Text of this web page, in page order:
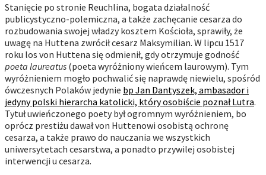
Stanięcie po stronie Reuchlina, bogata działalność
publicystyczno-polemiczna, a także zachęcanie cesarza do
rozbudowania swojej władzy kosztem Kościoła, sprawiły, że
uwagę na Huttena zwrócił cesarz Maksymilian. W lipcu 1517
roku los von Huttena się odmienił, gdy otrzymuje godność
poeta laureatus (poeta wyróżniony wieńcem laurowym). Tym
wyróżnieniem mogło pochwalić się naprawdę niewielu, spośród
ówczesnych Polaków jedynie bp Jan Dantyszek, ambasador i
jedyny polski hierarcha katolicki, który osobiście poznał Lutra.
Tytuł uwieńczonego poety był ogromnym wyróżnieniem, bo
oprócz prestiżu dawał von Huttenowi osobistą ochronę
cesarza, a także prawo do nauczania we wszystkich
uniwersytetach cesarstwa, a ponadto przywilej osobistej
interwencji u cesarza.